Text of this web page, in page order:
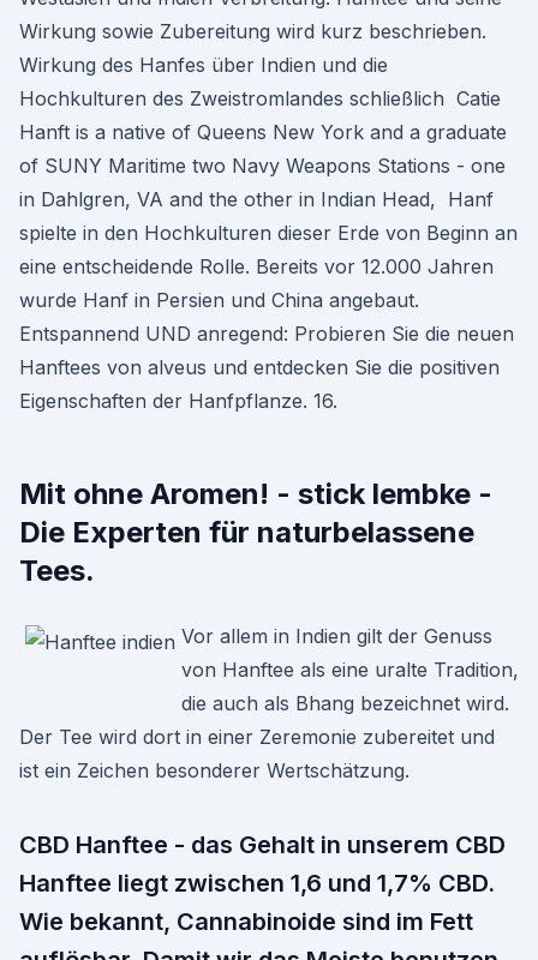
Wirkung sowie Zubereitung wird kurz beschrieben.
Wirkung des Hanfes über Indien und die
Hochkulturen des Zweistromlandes schließlich Catie
Hanft is a native of Queens New York and a graduate
of SUNY Maritime two Navy Weapons Stations - one
in Dahlgren, VA and the other in Indian Head, Hanf
spielte in den Hochkulturen dieser Erde von Beginn an
eine entscheidende Rolle. Bereits vor 12.000 Jahren
wurde Hanf in Persien und China angebaut.
Entspannend UND anregend: Probieren Sie die neuen
Hanftees von alveus und entdecken Sie die positiven
Eigenschaften der Hanfpflanze. 16.
Mit ohne Aromen! - stick lembke -
Die Experten für naturbelassene
Tees.
Vor allem in Indien gilt der Genuss
von Hanftee als eine uralte Tradition,
die auch als Bhang bezeichnet wird.
Der Tee wird dort in einer Zeremonie zubereitet und
ist ein Zeichen besonderer Wertschätzung.
CBD Hanftee - das Gehalt in unserem CBD
Hanftee liegt zwischen 1,6 und 1,7% CBD.
Wie bekannt, Cannabinoide sind im Fett